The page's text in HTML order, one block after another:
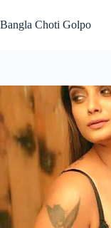
to
content
Bangla Choti Golpo